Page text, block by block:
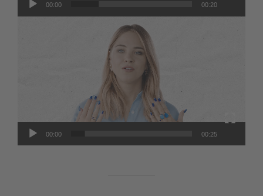
00:00 00:20
00:00 00:25